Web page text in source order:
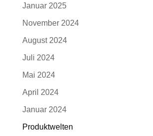
Januar 2025
November 2024
August 2024
Juli 2024
Mai 2024
April 2024
Januar 2024
Produktwelten